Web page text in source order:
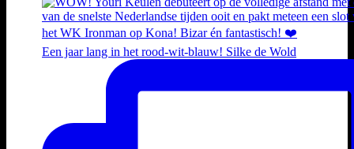
Een jaar lang in het rood-wit-blauw! Silke de Wold